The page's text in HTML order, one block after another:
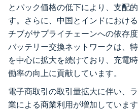
とパック価格の低下により、支配
す。さらに、中国とインドにおけ
チブがサプライチェーンへの依存
バッテリー交換ネットワークは、
を中心に拡大を続けており、充電
働率の向上に貢献しています。
電子商取引の取引量拡大に伴い、
業による商業利用が増加していま